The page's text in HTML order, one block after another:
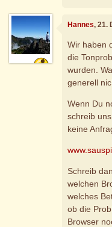
Hannes, 21.
Wir haben
die
wurden.
generell
Wenn Du
schreib
keine
Schreib
welchen
welches
ob die
Browser